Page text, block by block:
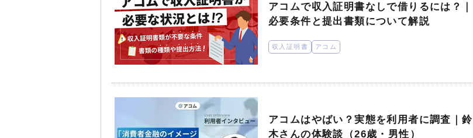
アコムで収入証明書なしで借りるには？｜
必要条件と提出書類について解説
収入証明書 アコム
アコムはやばい？実態を利用者に調査｜鈴
木さんの体験談（26歳・男性）